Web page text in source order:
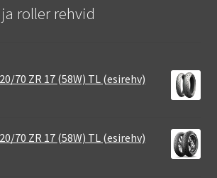
roller rehvid
70 ZR 17 (58W) TL (esirehv)
70 ZR 17 (58W) TL (esirehv)